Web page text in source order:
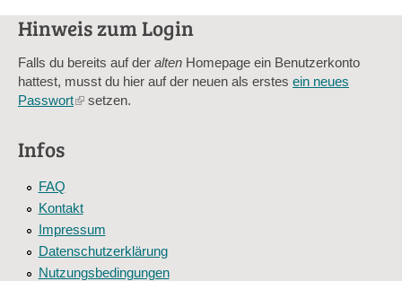
Hinweis zum Login
Falls du bereits auf der alten Homepage ein Benutzerkonto
hattest, musst du hier auf der neuen als erstes ein neues
Passwort(linksetzen.
Infos
FAQ
Kontakt
Impressum
Datenschutzerklärung
Nutzungsbedingungen